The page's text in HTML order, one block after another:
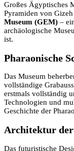
Großes Ägyptisches
Pyramiden von
Museum (GEM) –
archäologische
ist.
Pharaonische
Das Museum
vollständige
erstmals vollständig
Technologien und
Geschichte der
Architektur
Das futuristische